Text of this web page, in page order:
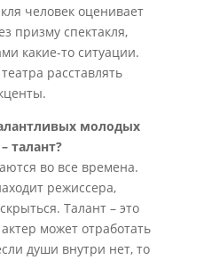
человек оценивает
призму спектакля,
какие-то ситуации.
расставлять
молодых
талант?
во все времена.
режиссера,
Талант – это
может отработать
души внутри нет, то